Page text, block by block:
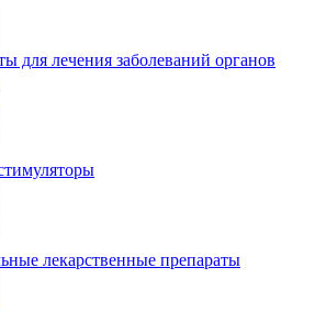
для лечения заболеваний органов
лекарственные препараты